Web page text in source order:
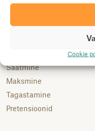
Cookie
Abiks
Saatmine
Maksmine
Tagastamine
Pretensioonid